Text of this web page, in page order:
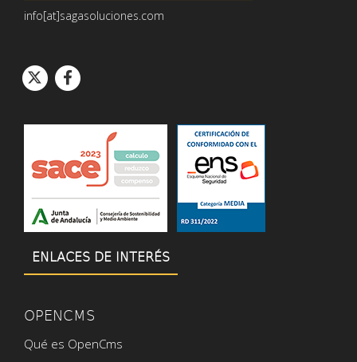
info[at]sagasoluciones.com
Icono de
Icono de Twitter
Icono de
Icono de Facebook
ENLACES DE INTERÉS
OPENCMS
Qué es OpenCms